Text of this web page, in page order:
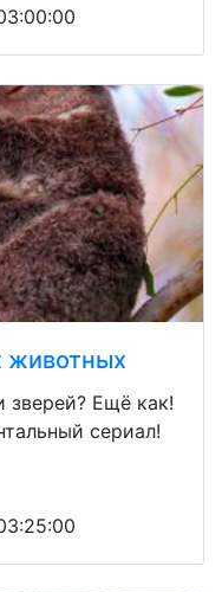
животных
Ещё как!
сериал!